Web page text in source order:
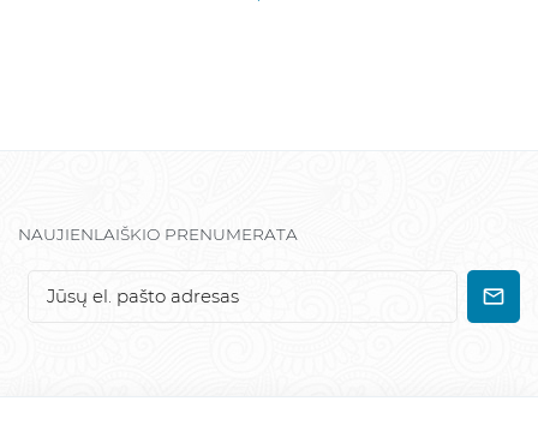
NAUJIENLAIŠKIO PRENUMERATA